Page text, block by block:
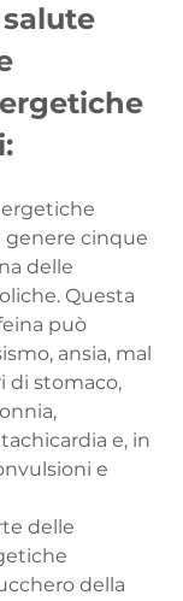
cinque
delle
Questa
può
ansia, mal
di stomaco,
e, in
e
delle
della